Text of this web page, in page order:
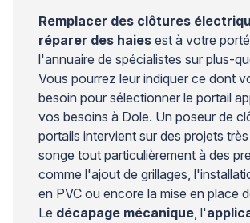
Remplacer des clôtures
réparer des haies est à votre
l'annuaire de spécialistes sur plus-
Vous pourrez leur indiquer ce dont
besoin pour sélectionner le portail
vos besoins à Dole. Un poseur de
portails intervient sur des projets
songe tout particulièrement à des
comme l'ajout de grillages,
en PVC ou encore la mise en place
Le décapage mécanique, l'